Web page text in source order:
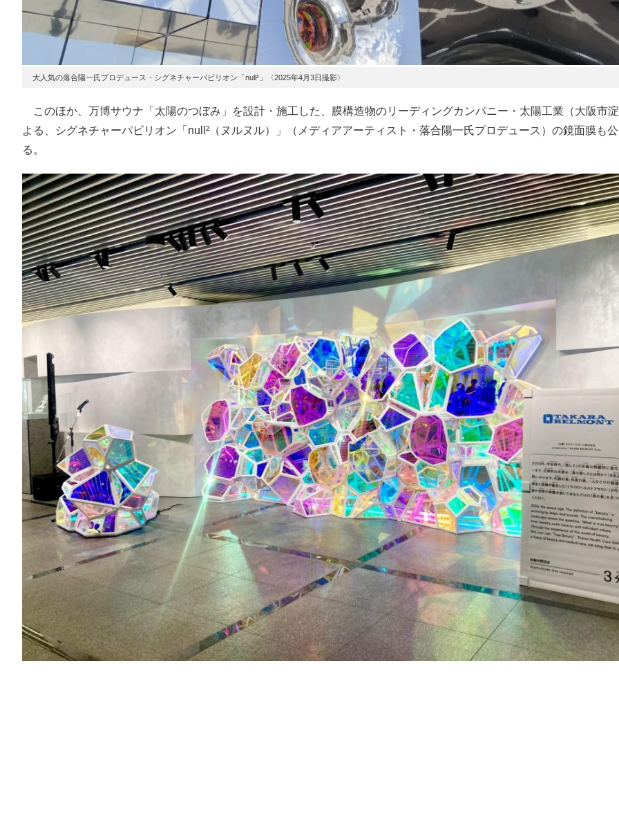
大人気の落合陽一氏プロデュース・シグネチャーパビリオン「null²」〈2025年4月3日撮影〉
このほか、万博サウナ「太陽のつぼみ」を設計・施工した、膜構造物のリーディングカンパニー・太陽工業（大阪市
よる、シグネチャーパビリオン「null²（ヌルヌル）」（メディアアーティスト・落合陽一氏プロデュース）の鏡面膜も
る。